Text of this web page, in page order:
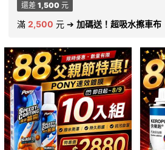
還差 1,500 元
滿 2,500 元 ➔ 加碼送！超吸水擦車布